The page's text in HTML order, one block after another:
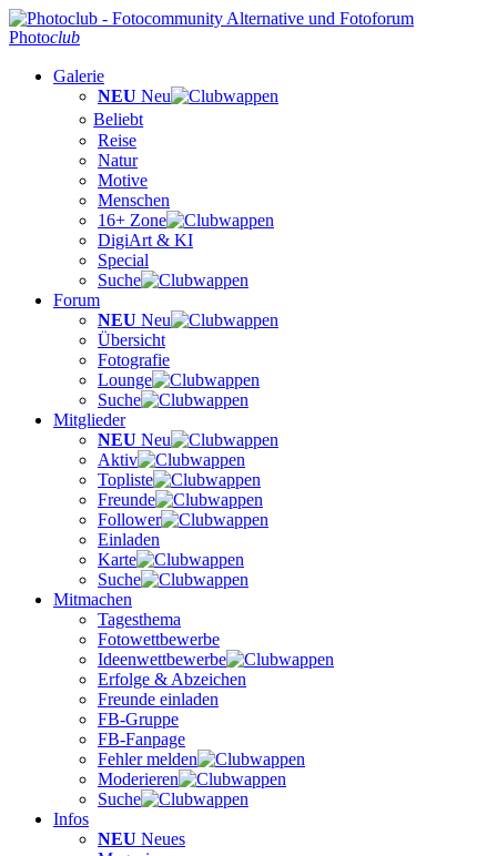
Photoclub
Galerie
NEU Neu
Beliebt
Reise
Natur
Motive
Menschen
16+ Zone
DigiArt & KI
Special
Suche
Forum
NEU Neu
Übersicht
Fotografie
Lounge
Suche
Mitglieder
NEU Neu
Aktiv
Topliste
Freunde
Follower
Einladen
Karte
Suche
Mitmachen
Tagesthema
Fotowettbewerbe
Ideenwettbewerbe
Erfolge & Abzeichen
Freunde einladen
FB-Gruppe
FB-Fanpage
Fehler melden
Moderieren
Suche
Infos
NEU Neues